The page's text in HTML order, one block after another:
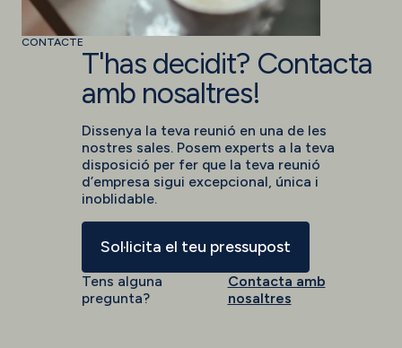
CONTACTE
T'has decidit? Contacta
amb nosaltres!
Dissenya la teva reunió en una de les
nostres sales. Posem experts a la teva
disposició per fer que la teva reunió
d’empresa sigui excepcional, única i
inoblidable.
Sol·licita el teu pressupost
Tens alguna
pregunta?
Contacta amb
nosaltres